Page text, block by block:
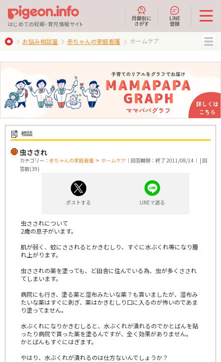
はじめての妊娠・育児情報サイト
月齢別に
さがす
LINE
登録
お悩み相談室 赤ちゃんの家庭看護 ホームケア
相談
虫さされ
カテゴリー： 赤ちゃんの家庭看護 > ホームケア ｜回答期限：終了 2011/08/14｜ | 回
答数(39)
ポストする LINEで送る
虫さされについて
2歳の息子がいます。
肌が弱く、蚊にさされるとかきむしり、すぐに水ぶくれ等になり腫
れ上がります。
虫さされの薬を塗っても、ど田舎に住んでいる為、虫が多くさされ
てしまいます。
病院にも行き、塗る薬と湿布みたいな薬？も貰いましたが、湿布み
たいな薬はすぐに剥ぎ、薬はかきむしり口に入るのが怖いのであま
り塗ってません。
水ぶくれになりかきむしると、水ぶくれが潰れるのでかとばんを貼
ったり病院で貰った薬を塗るんですが、全く効果がありません。
かとばんもすぐにはぎます。
やはり、水ぶくれが潰れるのは仕方ないんでしょうか？